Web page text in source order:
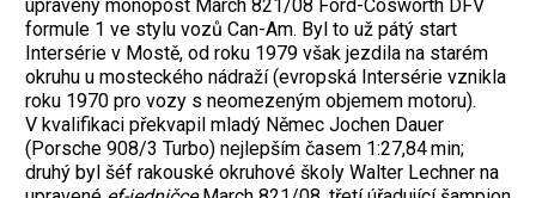
upravený monopost March 821/08 Ford-Cosworth DFV
formule 1 ve stylu vozů Can-Am. Byl to už pátý start
Intersérie v Mostě, od roku 1979 však jezdila na starém
okruhu u mosteckého nádraží (evropská Intersérie vznikla
roku 1970 pro vozy s neomezeným objemem motoru).
V kvalifikaci překvapil mladý Němec Jochen Dauer
(Porsche 908/3 Turbo) nejlepším časem 1:27,84 min;
druhý byl šéf rakouské okruhové školy Walter Lechner na